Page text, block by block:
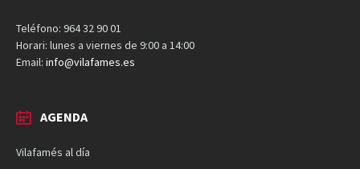
Teléfono: 964 32 90 01
Horari: lunes a viernes de 9:00 a 14:00
Email: info@vilafames.es
AGENDA
Vilafamés al día